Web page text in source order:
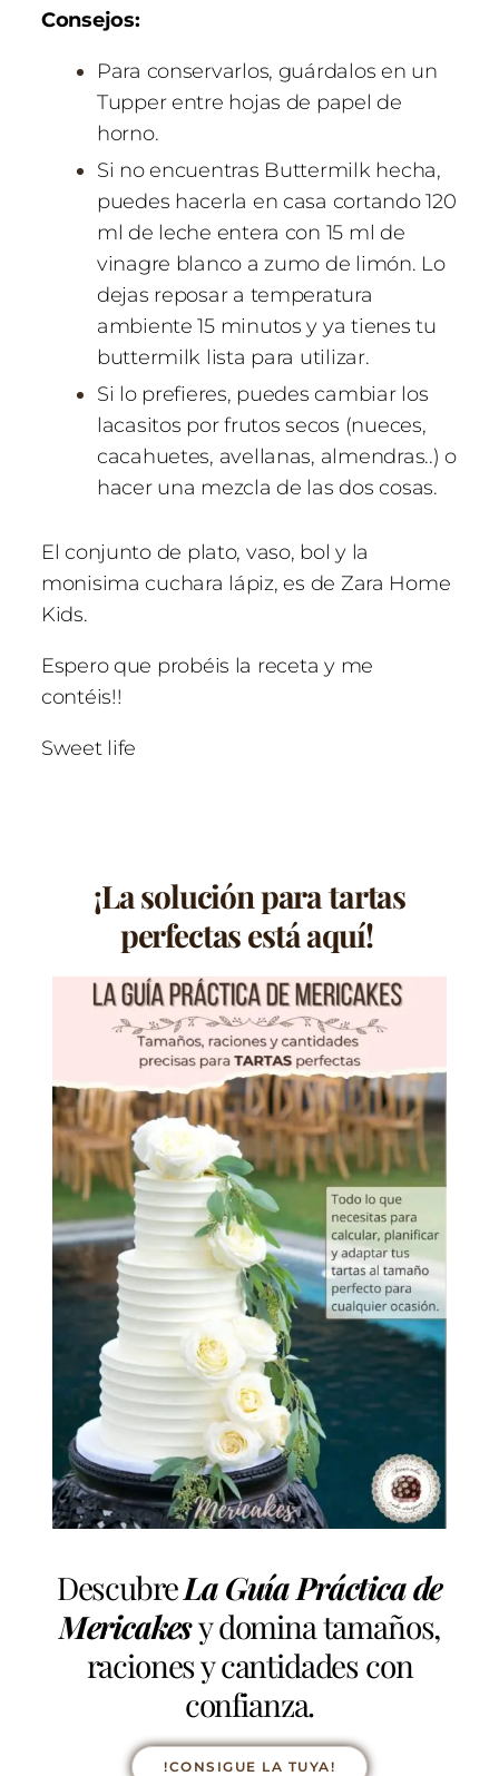
Consejos:
Para conservarlos, guárdalos en un
Tupper entre hojas de papel de
horno.
Si no encuentras Buttermilk hecha,
puedes hacerla en casa cortando 120
ml de leche entera con 15 ml de
vinagre blanco a zumo de limón. Lo
dejas reposar a temperatura
ambiente 15 minutos y ya tienes tu
buttermilk lista para utilizar.
Si lo prefieres, puedes cambiar los
lacasitos por frutos secos (nueces,
cacahuetes, avellanas, almendras..) o
hacer una mezcla de las dos cosas.
El conjunto de plato, vaso, bol y la
monisima cuchara lápiz, es de Zara Home
Kids.
Espero que probéis la receta y me
contéis!!
Sweet life
¡La solución para tartas
perfectas está aquí!
DescubreLa Guía Práctica de
Mericakesy domina tamaños,
raciones y cantidades con
confianza.
!CONSIGUE LA TUYA!